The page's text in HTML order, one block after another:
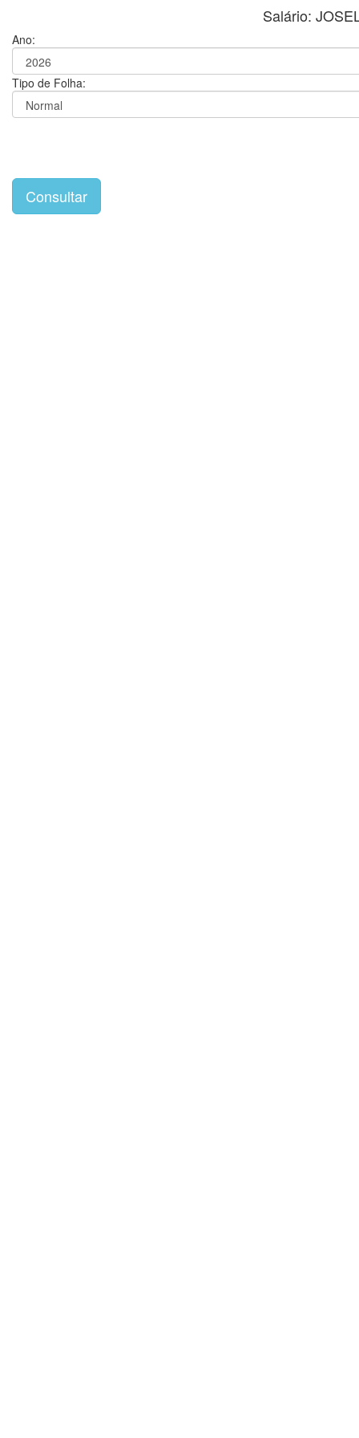
Salário:
Ano:
Tipo de Folha: